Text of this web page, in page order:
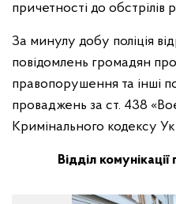
причетності до обстрілів
За минулу добу поліція
повідомлень громадян
правопорушення та інші
проваджень за ст. 438
Кримінального кодексу
Відділ